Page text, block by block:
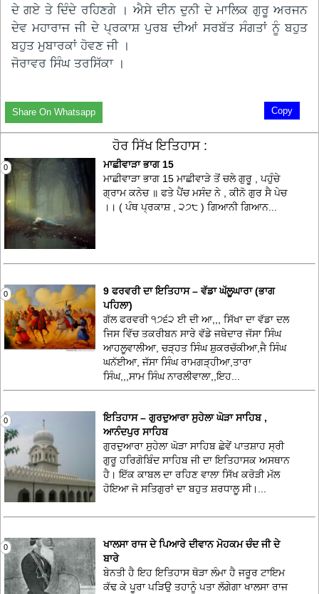
ਦੇ ਗਏ ਤੇ ਦਿੰਦੇ ਰਹਿਣਗੇ । ਐਸੇ ਦੀਨ ਦੁਨੀ ਦੇ ਮਾਲਿਕ ਗੁਰੂ ਅਰਜਨ
ਦੇਵ ਮਹਾਰਾਜ ਜੀ ਦੇ ਪ੍ਰਕਾਸ਼ ਪੁਰਬ ਦੀਆਂ ਸਰਬੱਤ ਸੰਗਤਾਂ ਨੂੰ ਬਹੁਤ
ਬਹੁਤ ਮੁਬਾਰਕਾਂ ਹੋਵਣ ਜੀ ।
ਜੋਰਾਵਰ ਸਿੰਘ ਤਰਸਿੱਕਾ ।
Copy
Share On Whatsapp
ਹੋਰ ਸਿੱਖ ਇਤਿਹਾਸ :
0
ਮਾਛੀਵਾੜਾ ਭਾਗ 15
ਮਾਛੀਵਾੜਾ ਭਾਗ 15 ਮਾਛੀਵਾੜੇ ਤੋਂ ਚਲੇ ਗੁਰੂ , ਪਹੁੰਚੇ
ਗ੍ਰਾਮ ਕਨੇਚ ॥ ਫਤੇ ਪੈਂਚ ਮਸੰਦ ਨੇ , ਕੀਨੋ ਗੁਰ ਸੈ ਪੇਚ
।। ( ਪੰਥ ਪ੍ਰਕਾਸ਼ , ੨੭੮ ) ਗਿਆਨੀ ਗਿਆਨ...
0
9 ਫਰਵਰੀ ਦਾ ਇਤਿਹਾਸ – ਵੱਡਾ ਘੱਲੂਘਾਰਾ (ਭਾਗ
ਪਹਿਲਾ)
ਗੱਲ ਫਰਵਰੀ ੧੭੬੨ ਈ ਦੀ ਆ,,, ਸਿੱਖਾ ਦਾ ਵੱਡਾ ਦਲ
ਜਿਸ ਵਿੱਚ ਤਕਰੀਬਨ ਸਾਰੇ ਵੱਡੇ ਜਥੇਦਾਰ ਜੱਸਾ ਸਿੰਘ
ਆਹਲੂਵਾਲੀਆ, ਚੜ੍ਹਤ ਸਿੰਘ ਸ਼ੁਕਰਚੱਕੀਆ,ਜੈ ਸਿੰਘ
ਘਨੱਈਆ, ਜੱਸਾ ਸਿੰਘ ਰਾਮਗੜ੍ਹੀਆ,ਤਾਰਾ
ਸਿੰਘ,,,ਸਾਮ ਸਿੰਘ ਨਾਰਲੀਵਾਲਾ,,ਇਹ...
0
ਇਤਿਹਾਸ – ਗੁਰਦੁਆਰਾ ਸੁਹੇਲਾ ਘੋੜਾ ਸਾਹਿਬ ,
ਆਨੰਦਪੁਰ ਸਾਹਿਬ
ਗੁਰਦੁਆਰਾ ਸੁਹੇਲਾ ਘੋੜਾ ਸਾਹਿਬ ਛੇਵੇਂ ਪਾਤਸ਼ਾਹ ਸ੍ਰੀ
ਗੁਰੂ ਹਰਿਗੋਬਿੰਦ ਸਾਹਿਬ ਜੀ ਦਾ ਇਤਿਹਾਸਕ ਅਸਥਾਨ
ਹੈ। ਇੱਕ ਕਾਬਲ ਦਾ ਰਹਿਣ ਵਾਲਾ ਸਿੱਖ ਕਰੋੜੀ ਮੱਲ
ਹੋਇਆ ਜੋ ਸਤਿਗੁਰਾਂ ਦਾ ਬਹੁਤ ਸ਼ਰਧਾਲੂ ਸੀ।...
0
ਖਾਲਸਾ ਰਾਜ ਦੇ ਪਿਆਰੇ ਦੀਵਾਨ ਮੋਹਕਮ ਚੰਦ ਜੀ ਦੇ
ਬਾਰੇ
ਬੇਨਤੀ ਹੈ ਇਹ ਇਤਿਹਾਸ ਥੋੜਾ ਲੰਮਾ ਹੈ ਜਰੂਰ ਟਾਇਮ
ਕੱਢ ਕੇ ਪੂਰਾ ਪੜਿਉ ਤਹਾਨੂੰ ਪਤਾ ਲੱਗੇਗਾ ਖਾਲਸਾ ਰਾਜ